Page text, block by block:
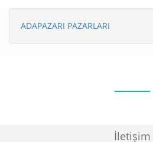
ADAPAZARI PAZARLARI
İletişim